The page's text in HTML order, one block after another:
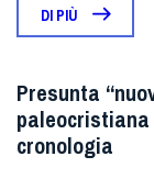
DI PIÙ
Presunta
cronologia